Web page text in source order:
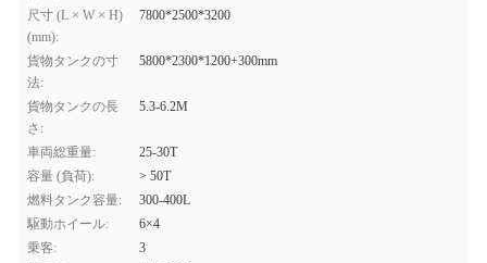
尺寸 (L × W × H)
(mm):
7800*2500*3200
貨物タンクの寸
法:
5800*2300*1200+300mm
貨物タンクの長
さ:
5.3-6.2M
車両総重量:
25-30T
容量 (負荷):
> 50T
燃料タンク容量:
300-400L
駆動ホイール:
6×4
乗客:
3